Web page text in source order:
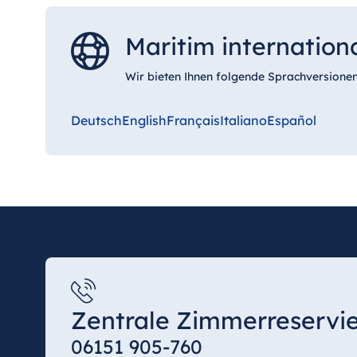
Maritim
Wir bieten Ihnen folgende
DeutschEnglishFrançaisItalianoEspañol
Zentrale
06151 905-760